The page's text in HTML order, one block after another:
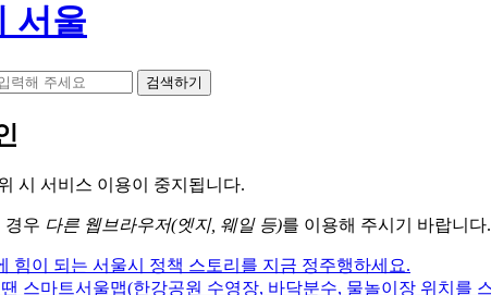
서울
검색하기
시 서비스 이용이 중지됩니다.
경우 다른 웹브라우저(엣지, 웨일 등)를 이용해 주시기 바랍니다.